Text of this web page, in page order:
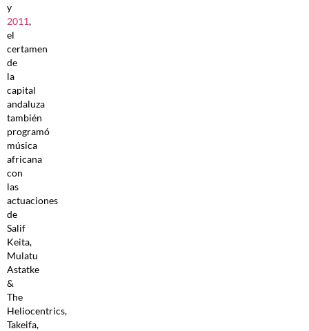
y
2011,
el
certamen
de
la
capital
andaluza
también
programó
música
africana
con
las
actuaciones
de
Salif
Keita,
Mulatu
Astatke
&
The
Heliocentrics,
Takeifa,